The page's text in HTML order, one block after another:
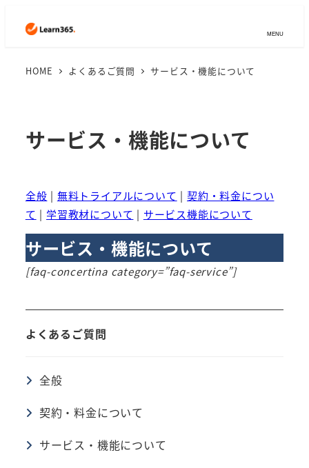
MENU
HOME よくあるご質問 サービス・機能について
サービス・機能について
全般 | 無料トライアルについて |契約・料金につい
て | 学習教材について | サービス機能について
サービス・機能について
[faq-concertina category=”faq-service”]
よくあるご質問
全般
契約・料金について
サービス・機能について